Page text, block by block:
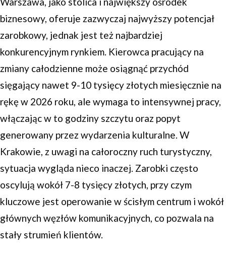
biznesowy, oferuje zazwyczaj najwyższy potencjał
zarobkowy, jednak jest też najbardziej
konkurencyjnym rynkiem. Kierowca pracujący na
zmiany całodzienne może osiągnąć przychód
sięgający nawet 9-10 tysięcy złotych miesięcznie na
rękę w 2026 roku, ale wymaga to intensywnej pracy,
włączając w to godziny szczytu oraz popyt
generowany przez wydarzenia kulturalne. W
Krakowie, z uwagi na całoroczny ruch turystyczny,
sytuacja wygląda nieco inaczej. Zarobki często
oscylują wokół 7-8 tysięcy złotych, przy czym
kluczowe jest operowanie w ścisłym centrum i wokół
głównych węzłów komunikacyjnych, co pozwala na
stały strumień klientów.